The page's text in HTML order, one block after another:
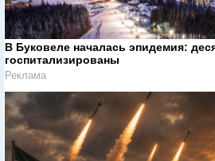
В Буковеле началась эпидемия:
госпитализированы
Реклама